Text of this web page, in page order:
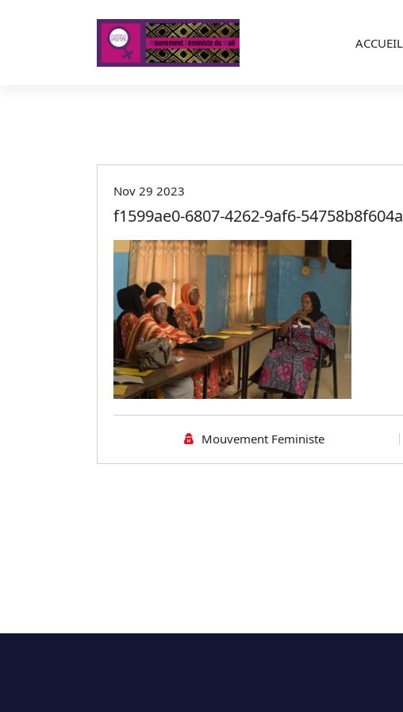
ACCUEIL
Nov 29 2023
f1599ae0-6807-4262-9af6-54758b8f604a
Mouvement Feministe